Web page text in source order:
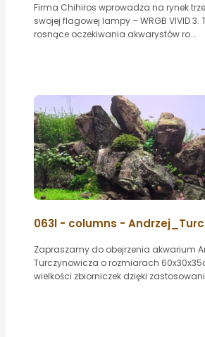
Firma Chihiros wprowadza na rynek
swojej flagowej lampy – WRGB VIVID 3.
rosnące oczekiwania akwarystów ro...
063l - columns -
Zapraszamy do obejrzenia akwarium
Turczynowicza o rozmiarach
wielkości zbiorniczek dzięki